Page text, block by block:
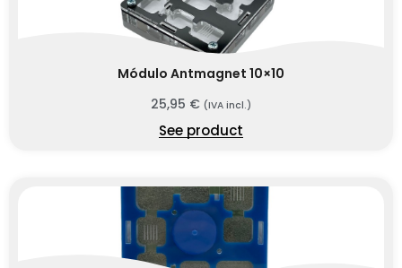
Módulo Antmagnet 10×10
25,95 € (IVA incl.)
See product